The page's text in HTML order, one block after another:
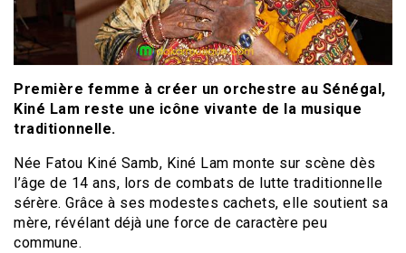
Première femme à créer un orchestre au Sénégal,
Kiné Lam reste une icône vivante de la musique
traditionnelle.
Née Fatou Kiné Samb, Kiné Lam monte sur scène dès
l’âge de 14 ans, lors de combats de lutte traditionnelle
sérère. Grâce à ses modestes cachets, elle soutient sa
mère, révélant déjà une force de caractère peu
commune.